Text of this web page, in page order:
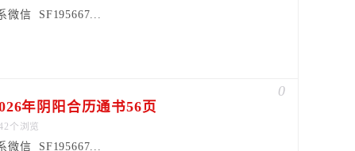
微信 SF195667...
0
年阴阳合历通书56页
个浏览
微信 SF195667...